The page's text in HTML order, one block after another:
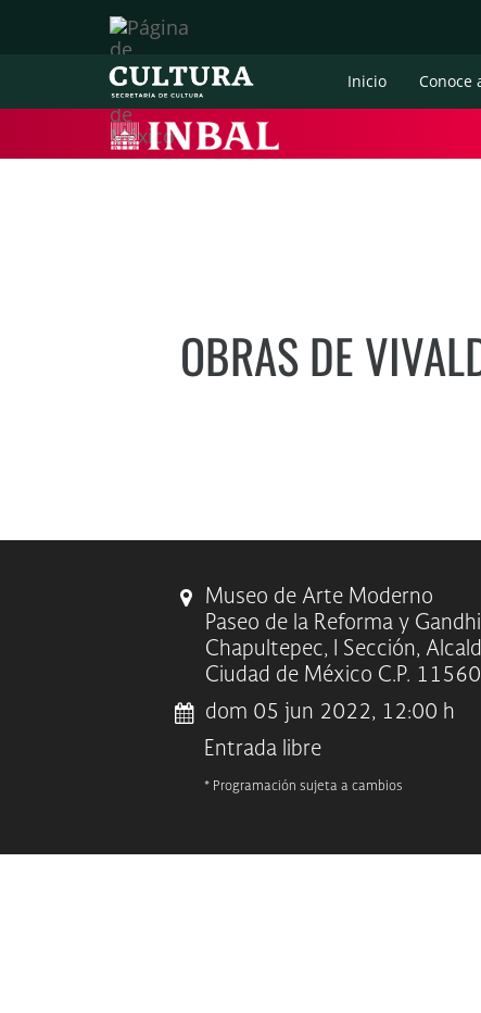
Inicio Conoce
OBRAS DE
Museo de Arte Moderno
Paseo de la Reforma y
Chapultepec, I Sección,
Ciudad de México C.P. 11560
dom 05 jun 2022, 12:00 h
Entrada libre
* Programación sujeta a cambios